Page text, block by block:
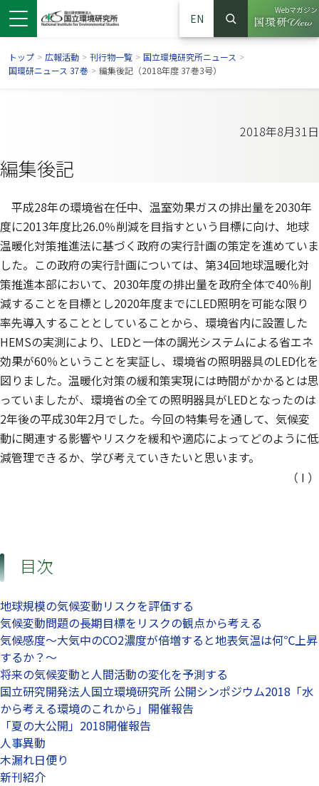
ドウで開きます）
ンドウで開きます）
ウインドウで開きます）
EN
サイト内検索
検索
Webマガジン
（別ウイ
トップ > 広報活動 > 刊行物一覧 > 国立環境研究所ニュース >
国環研ニュース 37巻 > 編集後記（2018年度 37巻3号）
2018年8月31日
編集後記
平成28年の環境省在任中、温室効果ガスの排出量を2030年
度に2013年度比26.0％削減を目指すという目標に向け、地球
温暖化対策推進法に基づく政府の実行計画の策定を進めていま
した。この政府の実行計画については、第34回地球温暖化対
策推進本部において、2030年度の排出量を政府全体で40％削
減することを目標とし2020年度までにLED照明を可能な限り
率先導入することとしていることから、環境省内に設置した
HEMSの実測により、LEDと一体の調光システムによる省エネ
効果が60％ということを実証し、環境省の照明器具のLED化を
図りました。温暖化対策の緩和策実現には時間がかかるとは思
っていましたが、環境省の全ての照明器具がLEDとなったのは
2年後の平成30年2月でした。今回の特集号を通して、気候変
動に関連する影響やリスクを緩和や適応によってどのように低
減管理できるか、学び考えていきたいと思います。
（ I ）
目次
地球規模の気候変動リスクを評価する
気候変動問題の長期目標をリスクの観点から考える
気候感度～大気中のCO2濃度が倍増すると地表気温は何℃上昇
するか？～
将来の気候変動と人間活動の変化を予測する
国立研究開発法人国立環境研究所 公開シンポジウム2018「水
から考える環境のこれから」開催報告
「夏の大公開」2018開催報告
人事異動
木漏れ日便り
新刊紹介